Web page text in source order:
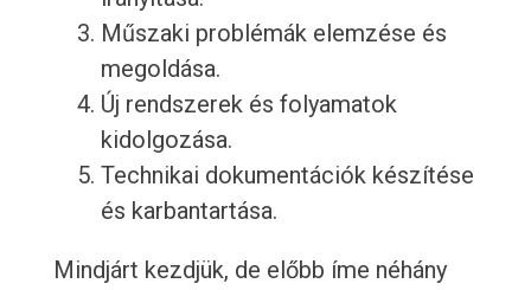
Műszaki problémák elemzése és
megoldása.
Új rendszerek és folyamatok
kidolgozása.
Technikai dokumentációk készítése
és karbantartása.
Mindjárt kezdjük, de előbb íme néhány